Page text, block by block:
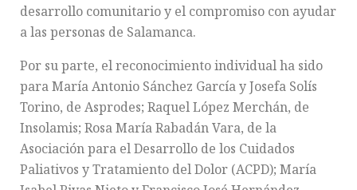
desarrollo comunitario y el compromiso con ayudar
a las personas de Salamanca.
Por su parte, el reconocimiento individual ha sido
para María Antonio Sánchez García y Josefa Solís
Torino, de Asprodes; Raquel López Merchán, de
Insolamis; Rosa María Rabadán Vara, de la
Asociación para el Desarrollo de los Cuidados
Paliativos y Tratamiento del Dolor (ACPD); María